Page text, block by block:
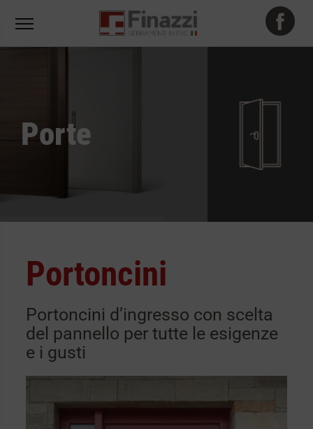
Porte
Portoncini
Portoncini d’ingresso con scelta
del pannello per tutte le esigenze
e i gusti